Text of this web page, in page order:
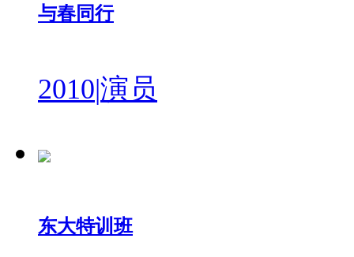
与春同行
2010|演员
东大特训班